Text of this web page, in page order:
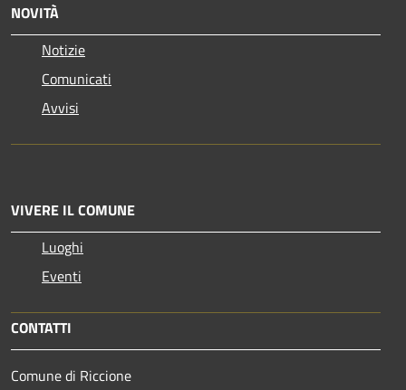
NOVITÀ
Notizie
Comunicati
Avvisi
VIVERE IL COMUNE
Luoghi
Eventi
CONTATTI
Comune di Riccione